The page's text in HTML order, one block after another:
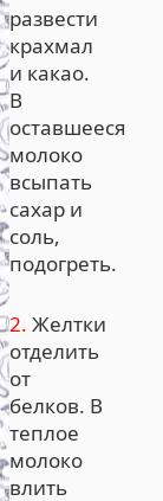
развести
крахмал
и какао.
В
оставшееся
молоко
всыпать
сахар и
соль,
подогреть.
2. Желтки
отделить
от
белков. В
теплое
молоко
влить